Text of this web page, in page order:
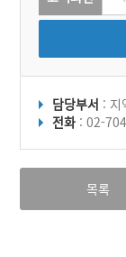
담당부서 : 지
전화 : 02-
목록